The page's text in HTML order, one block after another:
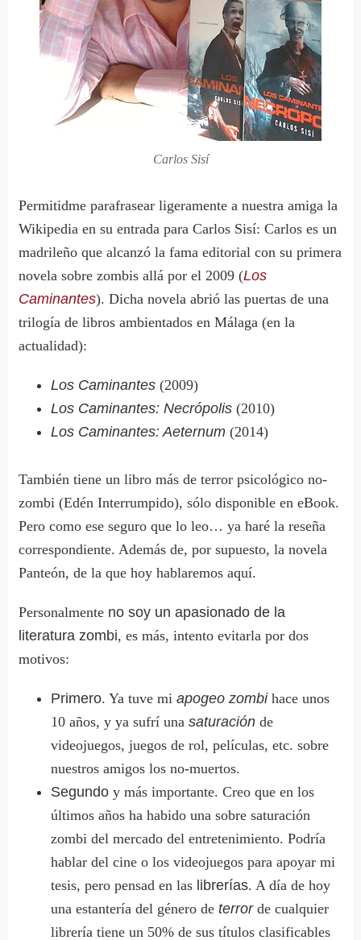
Carlos Sisí
Permitidme parafrasear ligeramente a nuestra amiga la
Wikipedia en su entrada para Carlos Sisí: Carlos es un
madrileño que alcanzó la fama editorial con su primera
novela sobre zombis allá por el 2009 (Los
Caminantes). Dicha novela abrió las puertas de una
trilogía de libros ambientados en Málaga (en la
actualidad):
Los Caminantes (2009)
Los Caminantes: Necrópolis (2010)
Los Caminantes: Aeternum (2014)
También tiene un libro más de terror psicológico no-
zombi (Edén Interrumpido), sólo disponible en eBook.
Pero como ese seguro que lo leo… ya haré la reseña
correspondiente. Además de, por supuesto, la novela
Panteón, de la que hoy hablaremos aquí.
Personalmente no soy un apasionado de la
literatura zombi, es más, intento evitarla por dos
motivos:
Primero. Ya tuve miapogeo zombihace unos
10 años, y ya sufrí unasaturación de
videojuegos, juegos de rol, películas, etc. sobre
nuestros amigos los no-muertos.
Segundo y más importante. Creo que en los
últimos años ha habido una sobre saturación
zombi del mercado del entretenimiento. Podría
hablar del cine o los videojuegos para apoyar mi
tesis, pero pensad en las librerías. A día de hoy
una estantería del género deterrorde cualquier
librería tiene un 50% de sus títulos clasificables